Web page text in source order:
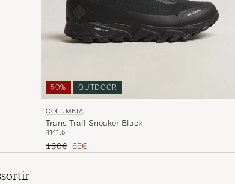
50% OUTDOOR
COLUMBIA
Trans Trail Sneaker Black
4141,5
Prix ordinaire
130€ Prix réduit
65€